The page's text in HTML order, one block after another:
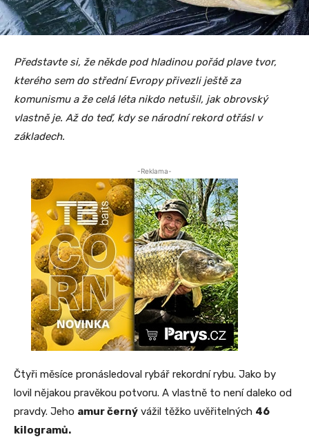
Představte si, že někde pod hladinou pořád plave tvor,
kterého sem do střední Evropy přivezli ještě za
komunismu a že celá léta nikdo netušil, jak obrovský
vlastně je. Až do teď, kdy se národní rekord otřásl v
základech.
-Reklama-
Čtyři měsíce pronásledoval rybář rekordní rybu. Jako by
lovil nějakou pravěkou potvoru. A vlastně to není daleko od
pravdy. Jeho amur černý vážil těžko uvěřitelných 46
kilogramů.